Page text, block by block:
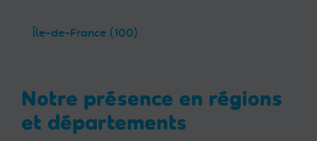
Île-de-France (100)
Notre présence en régions
et départements